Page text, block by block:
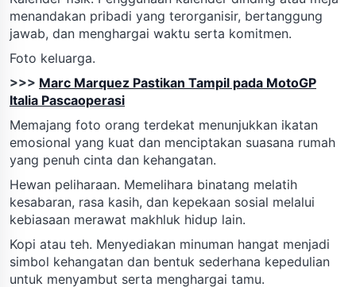
menandakan pribadi yang terorganisir, bertanggung
jawab, dan menghargai waktu serta komitmen.
Foto keluarga.
>>> Marc Marquez Pastikan Tampil pada MotoGP
Italia Pascaoperasi
Memajang foto orang terdekat menunjukkan ikatan
emosional yang kuat dan menciptakan suasana rumah
yang penuh cinta dan kehangatan.
Hewan peliharaan. Memelihara binatang melatih
kesabaran, rasa kasih, dan kepekaan sosial melalui
kebiasaan merawat makhluk hidup lain.
Kopi atau teh. Menyediakan minuman hangat menjadi
simbol kehangatan dan bentuk sederhana kepedulian
untuk menyambut serta menghargai tamu.